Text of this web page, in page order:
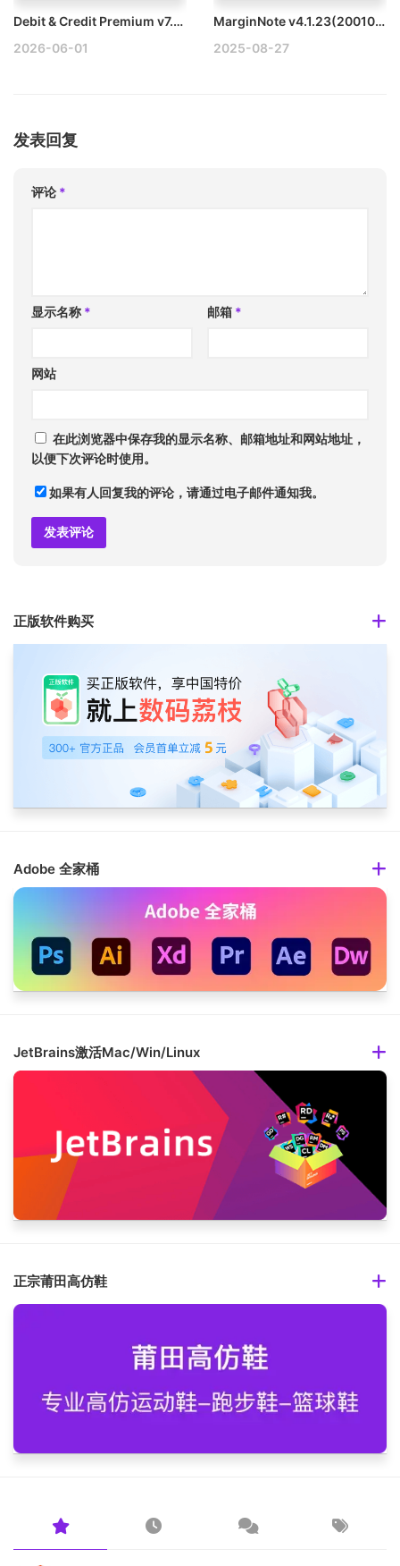
Debit & Credit Premium v7.7.2 Mac个人财务管理工具破解版
2026-06-01
MarginNote v4.1.23(20010) Mac端PDF阅读批注工具破解版
2025-08-27
发表回复
评论 *
显示名称 * 邮箱 *
网站
在此浏览器中保存我的显示名称、邮箱地址和网站地址，
以便下次评论时使用。
如果有人回复我的评论，请通过电子邮件通知我。
正版软件购买
Adobe 全家桶
JetBrains激活Mac/Win/Linux
正宗莆田高仿鞋